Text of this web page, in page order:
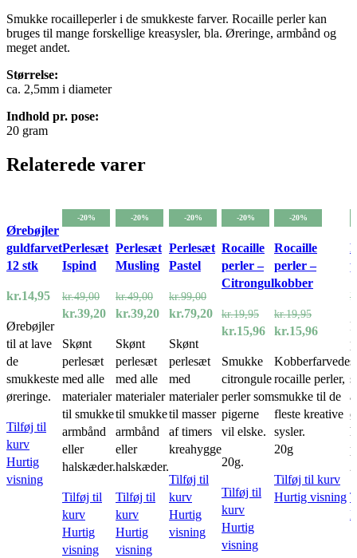
Smukke rocailleperler i de smukkeste farver. Rocaille perler kan
bruges til mange forskellige kreasysler, bla. Øreringe, armbånd og
meget andet.
Størrelse:
ca. 2,5mm i diameter
Indhold pr. pose:
20 gram
Relaterede varer
Ørebøjler
guldfarvet
12 stk
kr.14,95
Ørebøjler
til at lave
de
smukkeste
øreringe.
Tilføj til
kurv
Hurtig
visning
-20%
Perlesæt
Ispind
kr.49,00
Den
pris
var:
kr.49,00.
kr.39,20Den
pris
er:
kr.39,20.
Skønt
perlesæt
med alle
materialer
til smukke
armbånd
eller
halskæder.
Tilføj til
kurv
Hurtig
visning
-20%
Perlesæt
Musling
kr.49,00
Den
pris
var:
kr.49,00.
kr.39,20Den
pris
er:
kr.39,20.
Skønt
perlesæt
med alle
materialer
til smukke
armbånd
eller
halskæder.
Tilføj til
kurv
Hurtig
visning
-20%
Perlesæt
Pastel
kr.99,00
Den
oprindelige
pris
var:
kr.99,00.
kr.79,20Den
aktuelle
er:
kr.79,20.
Skønt
perlesæt
med
materialer
til masser
af timers
kreahygge
Tilføj til
kurv
Hurtig
visning
-20%
Rocaille
perler –
Citrongul
kr.19,95
Den
pris
var:
kr.19,95.
kr.15,96Den
pris
er:
kr.15,96.
Smukke
citrongule
perler som
pigerne
vil elske.
20g.
Tilføj til
kurv
Hurtig
visning
-20%
Rocaille
perler –
kobber
kr.19,95
Den
pris
var:
kr.19,95.
kr.15,96Den
pris
er:
Kobberfarvede
rocaille perler,
smukke til de
fleste kreative
sysler.
20g
Tilføj til kurv
Hurtig visning